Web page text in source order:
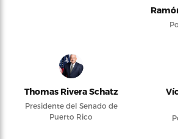
Thomas Rivera Schatz
Presidente del Senado de
Puerto Rico